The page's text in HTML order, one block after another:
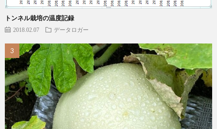
トンネル栽培の温度記録
2018.02.07 データロガー